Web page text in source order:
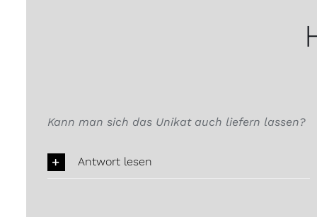
Kann man sich das Unikat auch liefern lassen?
Antwort lesen